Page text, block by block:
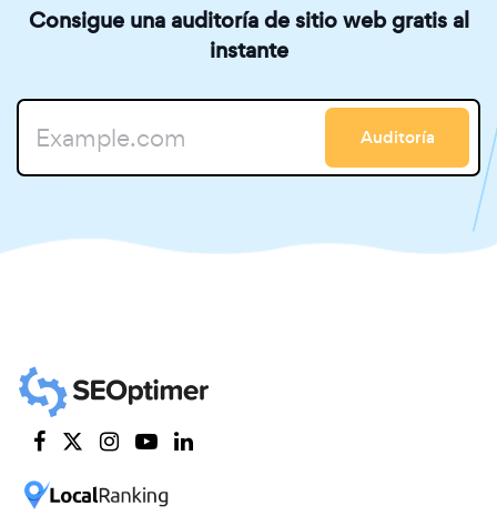
Consigue una auditoría de sitio web gratis al
instante
Auditoría